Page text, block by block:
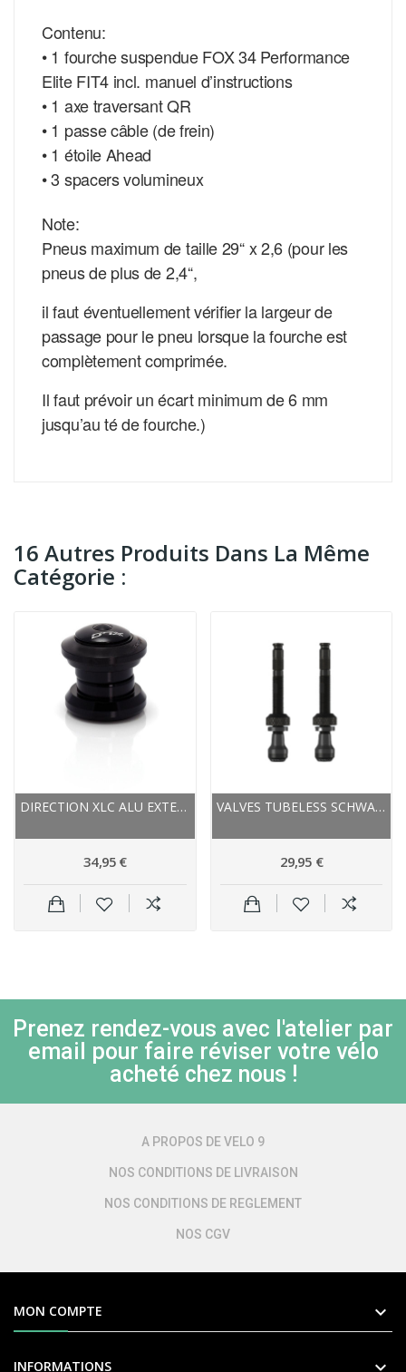
Contenu:
• 1 fourche suspendue FOX 34 Performance
Elite FIT4 incl. manuel d’instructions
• 1 axe traversant QR
• 1 passe câble (de frein)
• 1 étoile Ahead
• 3 spacers volumineux
Note:
Pneus maximum de taille 29“ x 2,6 (pour les
pneus de plus de 2,4“,
il faut éventuellement vérifier la largeur de
passage pour le pneu lorsque la fourche est
complètement comprimée.
Il faut prévoir un écart minimum de 6 mm
jusqu’au té de fourche.)
16 Autres Produits Dans La Même
Catégorie :
DIRECTION XLC ALU EXTERNE STANDART NOIRE
34,95 €
VALVES TUBELESS SCHWALBE ALU CLIK VALVE PRESTA...
29,95 €
Prenez rendez-vous avec l'atelier par
email pour faire réviser votre vélo
acheté chez nous !
A PROPOS DE VELO 9
NOS CONDITIONS DE LIVRAISON
NOS CONDITIONS DE REGLEMENT
NOS CGV
MON COMPTE 
INFORMATIONS